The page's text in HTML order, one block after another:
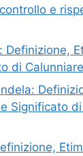
e
Definizione,
di Calunniare
Significato